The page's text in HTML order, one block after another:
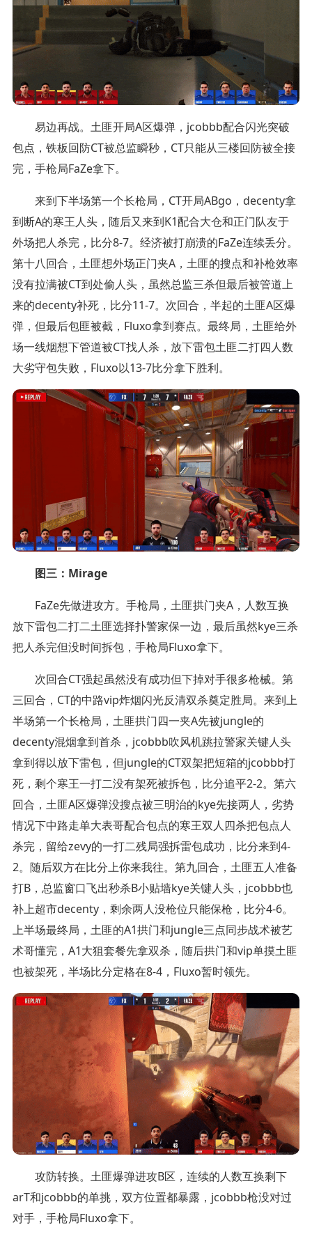
易边再战。土匪开局A区爆弹，jcobbb配合闪光突破
包点，铁板回防CT被总监瞬秒，CT只能从三楼回防被全接
完，手枪局FaZe拿下。
来到下半场第一个长枪局，CT开局ABgo，decenty拿
到断A的寒王人头，随后又来到K1配合大仓和正门队友于
外场把人杀完，比分8-7。经济被打崩溃的FaZe连续丢分。
第十八回合，土匪想外场正门夹A，土匪的搜点和补枪效率
没有拉满被CT到处偷人头，虽然总监三杀但最后被管道上
来的decenty补死，比分11-7。次回合，半起的土匪A区爆
弹，但最后包匪被截，Fluxo拿到赛点。最终局，土匪给外
场一线烟想下管道被CT找人杀，放下雷包土匪二打四人数
大劣守包失败，Fluxo以13-7比分拿下胜利。
图三：Mirage
FaZe先做进攻方。手枪局，土匪拱门夹A，人数互换
放下雷包二打二土匪选择扑警家保一边，最后虽然kye三杀
把人杀完但没时间拆包，手枪局Fluxo拿下。
次回合CT强起虽然没有成功但下掉对手很多枪械。第
三回合，CT的中路vip炸烟闪光反清双杀奠定胜局。来到上
半场第一个长枪局，土匪拱门四一夹A先被jungle的
decenty混烟拿到首杀，jcobbb吹风机跳拉警家关键人头
拿到得以放下雷包，但jungle的CT双架把短箱的jcobbb打
死，剩个寒王一打二没有架死被拆包，比分追平2-2。第六
回合，土匪A区爆弹没搜点被三明治的kye先接两人，劣势
情况下中路走单大表哥配合包点的寒王双人四杀把包点人
杀完，留给zevy的一打二残局强拆雷包成功，比分来到4-
2。随后双方在比分上你来我往。第九回合，土匪五人准备
打B，总监窗口飞出秒杀B小贴墙kye关键人头，jcobbb也
补上超市decenty，剩余两人没枪位只能保枪，比分4-6。
上半场最终局，土匪的A1拱门和jungle三点同步战术被艺
术哥懂完，A1大狙套餐先拿双杀，随后拱门和vip单摸土匪
也被架死，半场比分定格在8-4，Fluxo暂时领先。
攻防转换。土匪爆弹进攻B区，连续的人数互换剩下
arT和jcobbb的单挑，双方位置都暴露，jcobbb枪没对过
对手，手枪局Fluxo拿下。